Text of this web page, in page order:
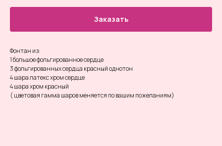
Заказать
Фонтан из:
1 большое фольгированное сердце
3 фольгированных сердца красный однотон
4 шара латекс хром сердце
4 шара хром красный
( цветовая гамма шаров меняется по вашим пожеланиям)